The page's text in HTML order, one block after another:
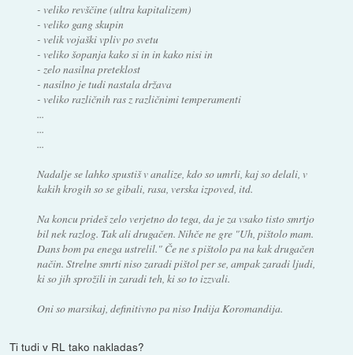
- veliko revščine (ultra kapitalizem)
- veliko gang skupin
- velik vojaški vpliv po svetu
- veliko šopanja kako si in in kako nisi in
- zelo nasilna preteklost
- nasilno je tudi nastala država
- veliko različnih ras z različnimi temperamenti
...
...
...
Nadalje se lahko spustiš v analize, kdo so umrli, kaj so delali, v
kakih krogih so se gibali, rasa, verska izpoved, itd.
Na koncu prideš zelo verjetno do tega, da je za vsako tisto smrtjo
bil nek razlog. Tak ali drugačen. Nihče ne gre "Uh, pištolo mam.
Dans bom pa enega ustrelil." Če ne s pištolo pa na kak drugačen
način. Strelne smrti niso zaradi pištol per se, ampak zaradi ljudi,
ki so jih sprožili in zaradi teh, ki so to izzvali.
Oni so marsikaj, definitivno pa niso Indija Koromandija.
Ti tudi v RL tako nakladas?